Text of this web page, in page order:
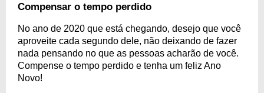
Compensar o tempo perdido
No ano de 2020 que está chegando, desejo que você
aproveite cada segundo dele, não deixando de fazer
nada pensando no que as pessoas acharão de você.
Compense o tempo perdido e tenha um feliz Ano
Novo!